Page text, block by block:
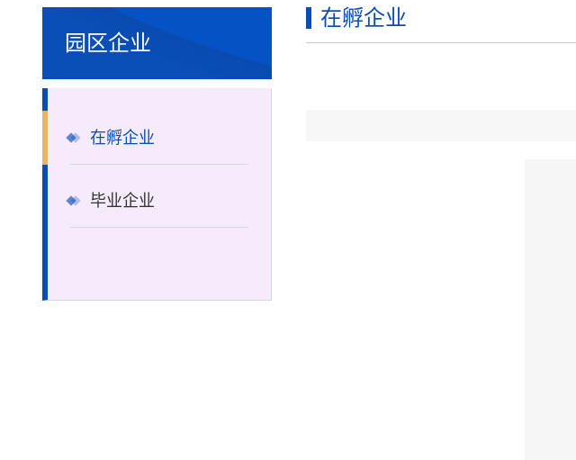
园区企业
在孵企业
毕业企业
在孵企业